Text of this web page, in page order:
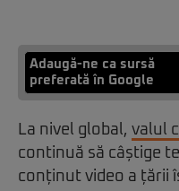
Adaugă-ne ca sursă
preferată în Google
La nivel global, valul
continuă să câștige
conținut video a țării